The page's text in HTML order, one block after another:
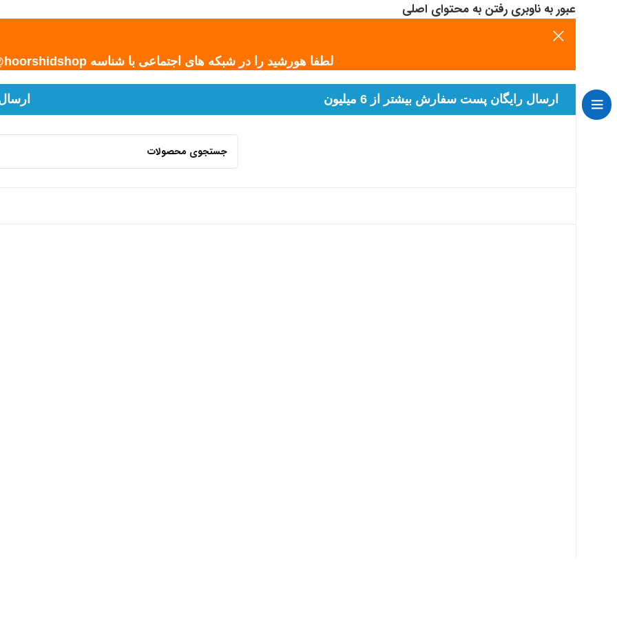
عبور به ناوبری رفتن به محتوای اصلی
لطفا هورشید را در شبکه های اجتماعی با شناسه hoorshidshop@ دنبال کنید.
ارسال رایگان پست سفارش بیشتر از 6 میلیون